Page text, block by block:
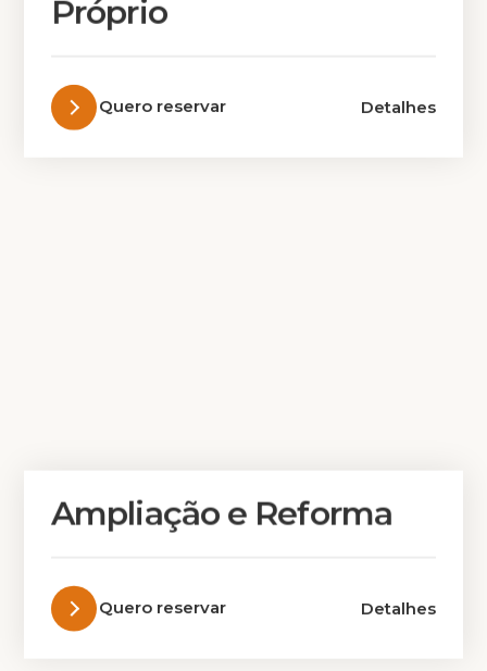
Próprio
Quero reservar Detalhes
Ampliação e Reforma
Quero reservar Detalhes